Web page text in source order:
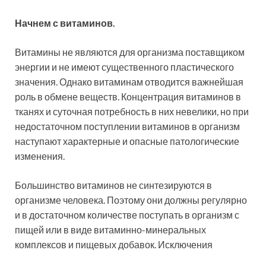
Начнем с витаминов.
Витамины не являются для организма поставщиком
энергии и не имеют существенного пластического
значения. Однако витаминам отводится важнейшая
роль в обмене веществ. Концентрация витаминов в
тканях и суточная потребность в них невелики, но при
недостаточном поступлении витаминов в организм
наступают характерные и опасные патологические
изменения.
Большинство витаминов не синтезируются в
организме человека. Поэтому они должны регулярно
и в достаточном количестве поступать в организм с
пищей или в виде витаминно-минеральных
комплексов и пищевых добавок. Исключения